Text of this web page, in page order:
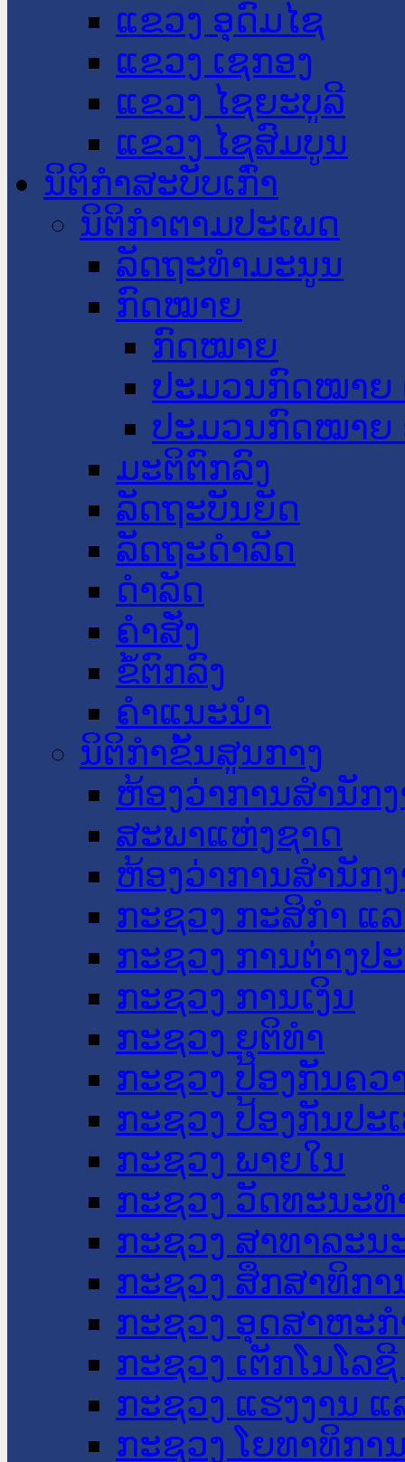
ແຂວງ ອຸດົມໄຊ
ແຂວງ ເຊກອງ
ແຂວງ ໄຊຍະບູລີ
ແຂວງ ໄຊສົມບູນ
ນິຕິກໍາສະບັບເກົ່າ
ນິຕິກຳຕາມປະເພດ
ລັດຖະທໍາມະນູນ
ກົດໝາຍ
ກົດໝາຍ
ປະມວນກົດໝາຍ
ປະມວນກົດໝາຍ
ມະຕິຕົກລົງ
ລັດຖະບັນຍັດ
ລັດຖະດໍາລັດ
ດໍາລັດ
ຄໍາສັ່ງ
ຂໍ້ຕົກລົງ
ຄໍາແນະນໍາ
ນິຕິກໍາຂັ້ນສູນກາງ
ຫ້ອງວ່າການສໍານັກ
ສະພາແຫ່ງຊາດ
ຫ້ອງວ່າການສຳນັກ
ກະຊວງ ກະສິກຳ ແ
ກະຊວງ ການຕ່າງປ
ກະຊວງ ການເງິນ
ກະຊວງ ຍຸຕິທໍາ
ກະຊວງ ປ້ອງກັນຄວ
ກະຊວງ ປ້ອງກັນປະ
ກະຊວງ ພາຍໃນ
ກະຊວງ ວັດທະນະ
ກະຊວງ ສາທາລະນ
ກະຊວງ ສຶກສາທິກາ
ກະຊວງ ອຸດສາຫະ
ກະຊວງ ເຕັກໂນໂລ
ກະຊວງ ແຮງງານ
ກະຊວງ ໂຍທາທິກາ